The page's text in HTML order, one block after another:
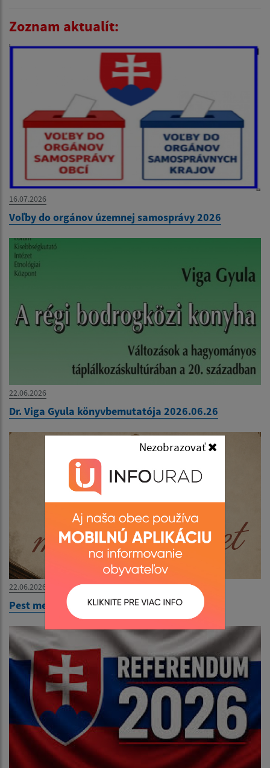
Zoznam aktualít:
16.07.2026
Voľby do orgánov územnej samosprávy 2026
22.06.2026
Dr. Viga Gyula könyvbemutatója 2026.06.26
22.06.2026
Pest megér egy estet 2026.06.26
Nezobrazovať